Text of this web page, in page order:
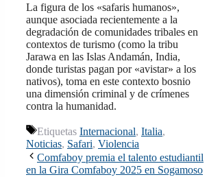
La figura de los «safaris humanos»,
aunque asociada recientemente a la
degradación de comunidades tribales en
contextos de turismo (como la tribu
Jarawa en las Islas Andamán, India,
donde turistas pagan por «avistar» a los
nativos), toma en este contexto bosnio
una dimensión criminal y de crímenes
contra la humanidad.
Etiquetas Internacional, Italia,
Noticias, Safari, Violencia
Comfaboy premia el talento estudiantil
en la Gira Comfaboy 2025 en Sogamoso